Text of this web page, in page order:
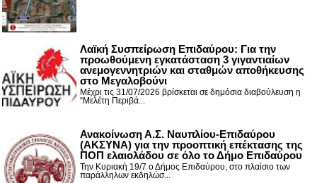
Λαϊκή Συσπείρωση Επιδαύρου: Για την
προωθούμενη εγκατάσταση 3 γιγαντιαίων
ανεμογεννητριών και σταθμών αποθήκευσης
στο Μεγαλοβούνι
Μέχρι τις 31/07/2026 βρίσκεται σε δημόσια διαβούλευση η
“Μελέτη Περιβά...
Ανακοίνωση Α.Σ. Ναυπλίου-Επιδαύρου
(ΑΚΣΥΝΑ) για την προοπτική επέκτασης της
ΠΟΠ ελαιολάδου σε όλο το Δήμο Επιδαύρου
Την Κυριακή 19/7 ο Δήμος Επιδαύρου, στο πλαίσιο των
παράλληλων εκδηλώσ...